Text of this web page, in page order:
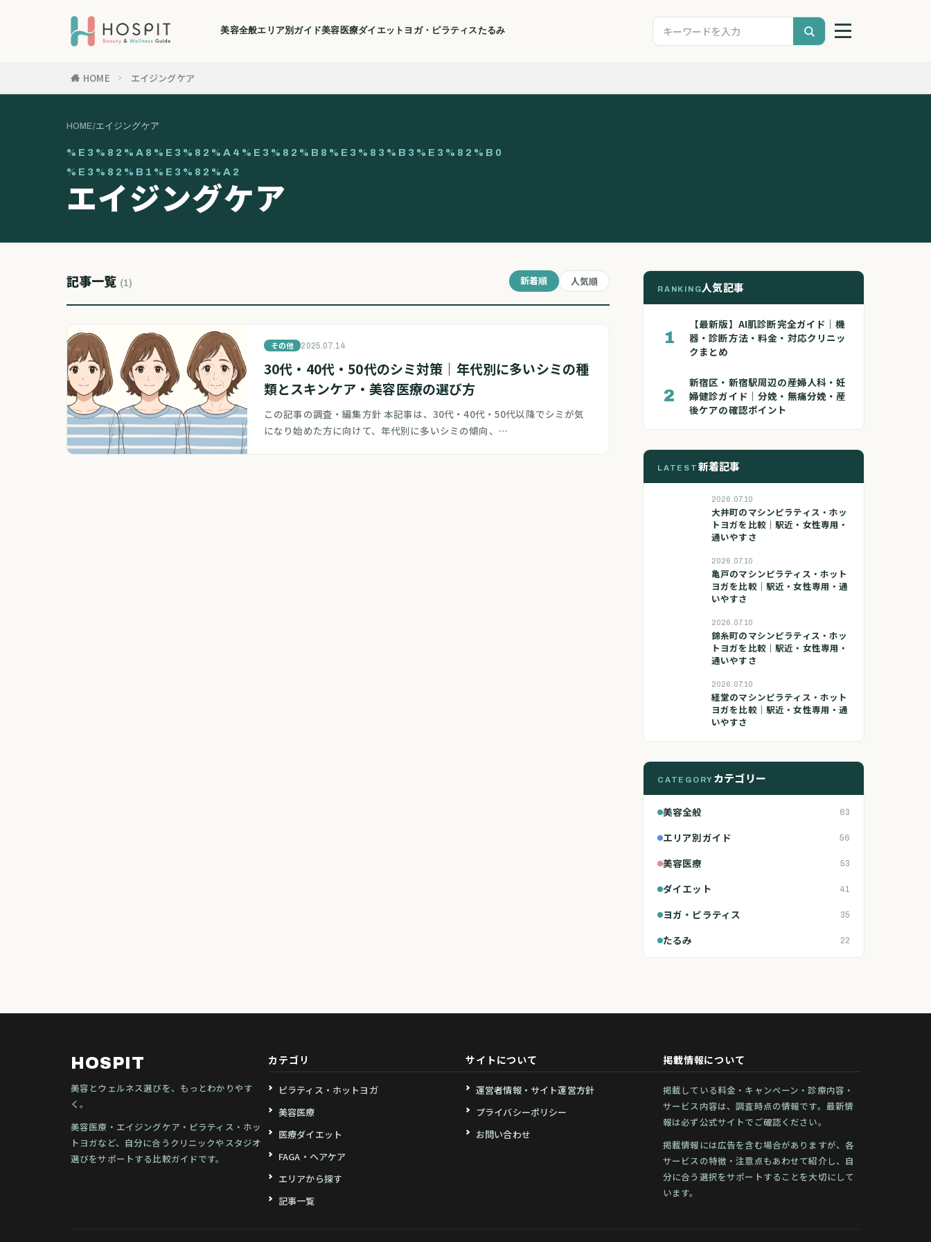
美容全般エリア別ガイド美容医療ダイエット ヨガ・ピラティスたるみ
HOME エイジングケア
HOME/エイジングケア
%E3%82%A8%E3%82%A4%E3%82%B8%E3%83%B3%E3%82%B0
%E3%82%B1%E3%82%A2
エイジングケア
記事一覧 (1) 新着順 人気順
その他 2025.07.14
30代・40代・50代のシミ対策｜年代別に多いシミの種
類とスキンケア・美容医療の選び方
この記事の調査・編集方針 本記事は、30代・40代・50代以降でシミが気
になり始めた方に向けて、年代別に多いシミの傾向、…
RANKING人気記事
1
【最新版】AI肌診断完全ガイド｜機
器・診断方法・料金・対応クリニッ
クまとめ
2
新宿区・新宿駅周辺の産婦人科・妊
婦健診ガイド｜分娩・無痛分娩・産
後ケアの確認ポイント
LATEST 新着記事
2026.07.10
大井町のマシンピラティス・ホッ
トヨガを比較｜駅近・女性専用・
通いやすさ
2026.07.10
亀戸のマシンピラティス・ホット
ヨガを比較｜駅近・女性専用・通
いやすさ
2026.07.10
錦糸町のマシンピラティス・ホッ
トヨガを比較｜駅近・女性専用・
通いやすさ
2026.07.10
経堂のマシンピラティス・ホット
ヨガを比較｜駅近・女性専用・通
いやすさ
CATEGORY カテゴリー
美容全般 63
エリア別ガイド 56
美容医療 53
ダイエット 41
ヨガ・ピラティス 35
たるみ 22
HOSPIT
美容とウェルネス選びを、もっとわかりやす
く。
美容医療・エイジングケア・ピラティス・ホッ
トヨガなど、自分に合うクリニックやスタジオ
選びをサポートする比較ガイドです。
カテゴリ
ピラティス・ホットヨガ
美容医療
医療ダイエット
FAGA・ヘアケア
エリアから探す
記事一覧
サイトについて
運営者情報・サイト運営方針
プライバシーポリシー
お問い合わせ
掲載情報について
掲載している料金・キャンペーン・診療内容・
サービス内容は、調査時点の情報です。最新情
報は必ず公式サイトでご確認ください。
掲載情報には広告を含む場合がありますが、各
サービスの特徴・注意点もあわせて紹介し、自
分に合う選択をサポートすることを大切にして
います。